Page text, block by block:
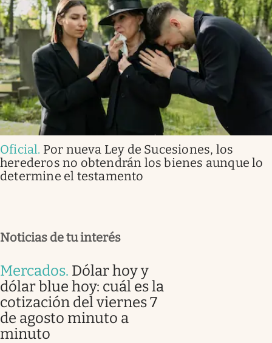
Oficial. Por nueva Ley de Sucesiones, los
herederos no obtendrán los bienes aunque lo
determine el testamento
Noticias de tu interés
Mercados. Dólar hoy y
dólar blue hoy: cuál es la
cotización del viernes 7
de agosto minuto a
minuto